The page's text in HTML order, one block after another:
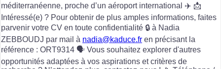
méditerranéenne, proche d’un aéroport international ✈️ 📩
Intéressé(e) ? Pour obtenir de plus amples informations, faites
parvenir votre CV en toute confidentialité 🔒 à Nadia
ZEBBOUDJ par mail à nadia@kaduce.fr en précisant la
référence : ORT9314 🗣️ Vous souhaitez explorer d'autres
opportunités adaptées à vos aspirations et critères de